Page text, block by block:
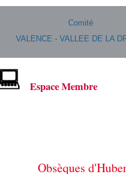
Comité
VALENCE - VALLEE DE LA
Espace Membre
Obsèques